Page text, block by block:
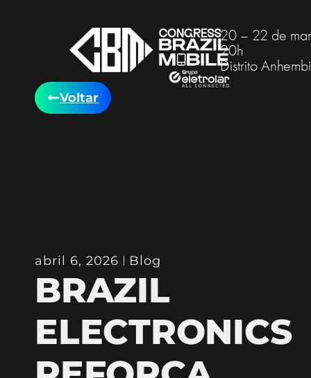
20 – 22 de
20h
Distrito
Voltar
abril 6, 2026 Blog
BRAZIL
ELECTRONICS